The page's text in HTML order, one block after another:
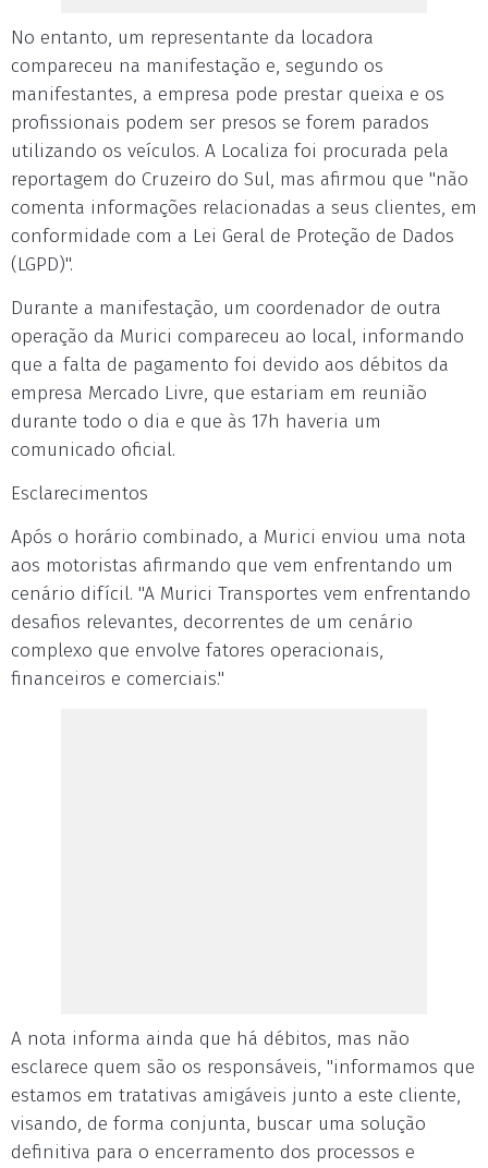
No entanto, um representante da locadora
compareceu na manifestação e, segundo os
manifestantes, a empresa pode prestar queixa e os
profissionais podem ser presos se forem parados
utilizando os veículos. A Localiza foi procurada pela
reportagem do Cruzeiro do Sul, mas afirmou que "não
comenta informações relacionadas a seus clientes, em
conformidade com a Lei Geral de Proteção de Dados
(LGPD)".
Durante a manifestação, um coordenador de outra
operação da Murici compareceu ao local, informando
que a falta de pagamento foi devido aos débitos da
empresa Mercado Livre, que estariam em reunião
durante todo o dia e que às 17h haveria um
comunicado oficial.
Esclarecimentos
Após o horário combinado, a Murici enviou uma nota
aos motoristas afirmando que vem enfrentando um
cenário difícil. "A Murici Transportes vem enfrentando
desafios relevantes, decorrentes de um cenário
complexo que envolve fatores operacionais,
financeiros e comerciais."
A nota informa ainda que há débitos, mas não
esclarece quem são os responsáveis, "informamos que
estamos em tratativas amigáveis junto a este cliente,
visando, de forma conjunta, buscar uma solução
definitiva para o encerramento dos processos e